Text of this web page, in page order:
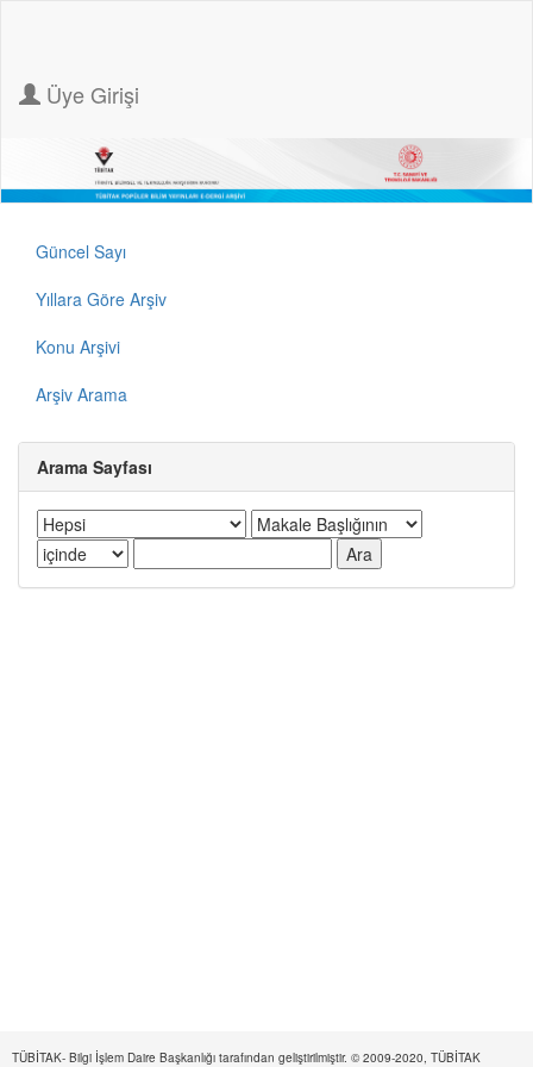
Üye Girişi
Güncel Sayı
Yıllara Göre Arşiv
Konu Arşivi
Arşiv Arama
Arama Sayfası
TÜBİTAK- Bilgi İşlem Daire Başkanlığı tarafından geliştirilmiştir. © 2009-2020, TÜBİTAK